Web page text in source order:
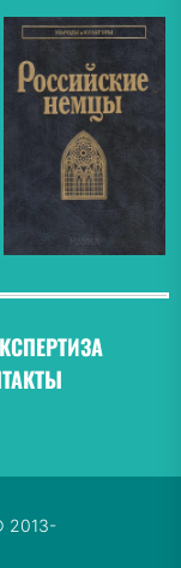
2013-